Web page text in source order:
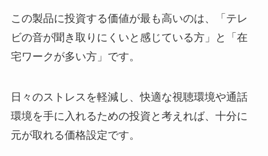
この製品に投資する価値が最も高いのは、「テレ
ビの音が聞き取りにくいと感じている方」と「在
宅ワークが多い方」です。
日々のストレスを軽減し、快適な視聴環境や通話
環境を手に入れるための投資と考えれば、十分に
元が取れる価格設定です。